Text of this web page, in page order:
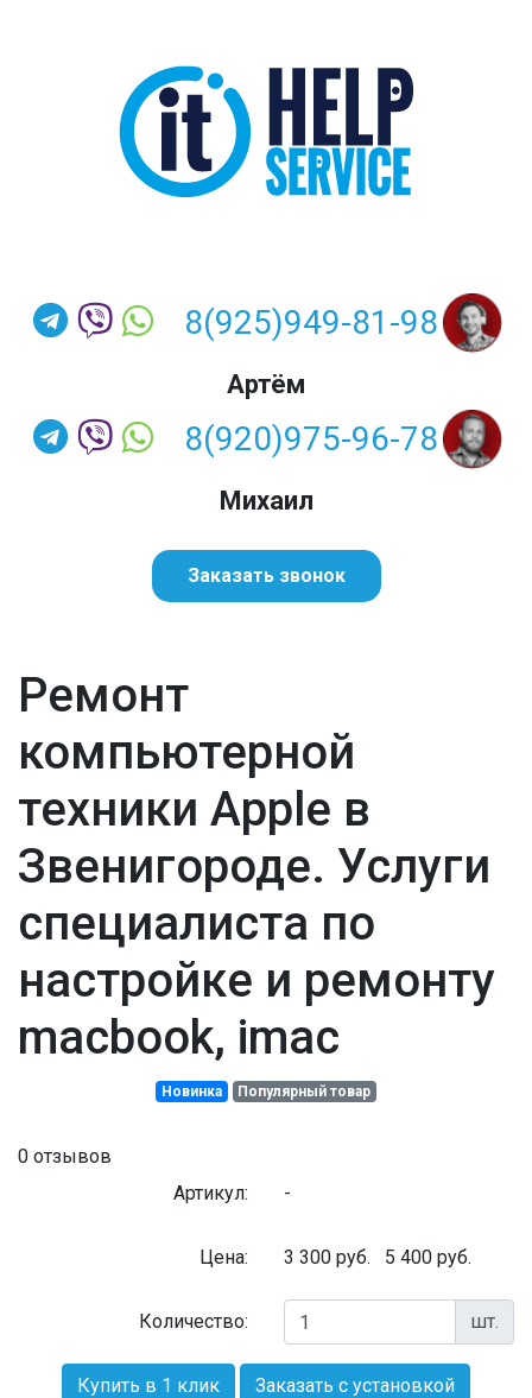
8(925)949-81-98
Артём
8(920)975-96-78
Михаил
Заказать звонок
Ремонт
компьютерной
техники Apple в
Звенигороде. Услуги
специалиста по
настройке и ремонту
macbook, imac
Новинка Популярный товар
0 отзывов
Артикул:
-
Цена: 3 300 руб. 5 400 руб.
Количество: шт.
Купить в 1 клик Заказать с установкой